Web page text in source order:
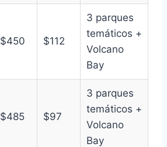
$450 $112
3 parques
temáticos +
Volcano
Bay
$485 $97
3 parques
temáticos +
Volcano
Bay